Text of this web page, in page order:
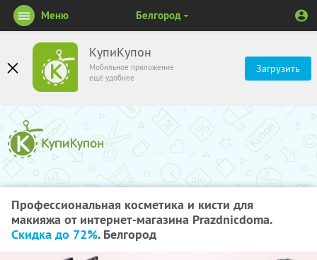
КупиКупон
Мобильное приложение
ещё удобнее
Загрузить
Меню Белгород
Профессиональная косметика и кисти для
макияжа от интернет-магазина Рrazdnicdoma.
Скидка до 72%. Белгород